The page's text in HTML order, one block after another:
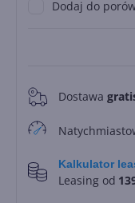
Dodaj do
0 Dostawa
Kalkulator
Leasing od